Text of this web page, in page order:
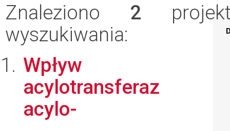
Znaleziono 2
wyszukiwania:
Wpływ
acylotransferaz
acylo-